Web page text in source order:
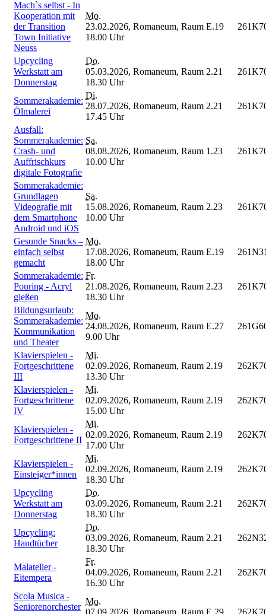
Mach`s selbst - In
Kooperation mit
der Transition
Town Initiative
Neuss
Mo.
23.02.2026,
18.00 Uhr
Romaneum, Raum E.19
Upcycling
Werkstatt am
Donnerstag
Do.
05.03.2026,
18.30 Uhr
Romaneum, Raum 2.21
Sommerakademie:
Ölmalerei
Di.
28.07.2026,
17.45 Uhr
Romaneum, Raum 2.21
Ausfall:
Sommerakademie:
Crash- und
Auffrischkurs
digitale Fotografie
Sa.
08.08.2026,
10.00 Uhr
Romaneum, Raum 1.23
Sommerakademie:
Grundlagen
Videografie mit
dem Smartphone
Android und iOS
Sa.
15.08.2026,
10.00 Uhr
Romaneum, Raum 2.23
Gesunde Snacks –
einfach selbst
gemacht
Mo.
17.08.2026,
18.00 Uhr
Romaneum, Raum E.19
Sommerakademie:
Pouring - Acryl
gießen
Fr.
21.08.2026,
18.30 Uhr
Romaneum, Raum 2.23
Bildungsurlaub:
Sommerakademie:
Kommunikation
und Theater
Mo.
24.08.2026,
9.00 Uhr
Romaneum, Raum E.27
Klavierspielen -
Fortgeschrittene
III
Mi.
02.09.2026,
13.30 Uhr
Romaneum, Raum 2.19
Klavierspielen -
Fortgeschrittene
IV
Mi.
02.09.2026,
15.00 Uhr
Romaneum, Raum 2.19
Klavierspielen -
Fortgeschrittene II
Mi.
02.09.2026,
17.00 Uhr
Romaneum, Raum 2.19
Klavierspielen -
Einsteiger*innen
Mi.
02.09.2026,
18.30 Uhr
Romaneum, Raum 2.19
Upcycling
Werkstatt am
Donnerstag
Do.
03.09.2026,
18.30 Uhr
Romaneum, Raum 2.21
Upcycling:
Handtücher
Do.
03.09.2026,
18.30 Uhr
Romaneum, Raum 2.21
Malatelier -
Eitempera
Fr.
04.09.2026,
16.30 Uhr
Romaneum, Raum 2.21
Scola Musica -
Seniorenorchester
Mo.
07.09.2026, Romaneum, Raum E.29